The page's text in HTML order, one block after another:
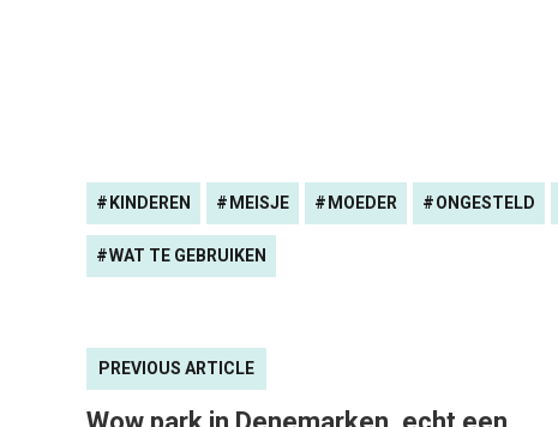
KINDEREN MEISJE MOEDER ONGESTELD
WAT TE GEBRUIKEN
PREVIOUS ARTICLE